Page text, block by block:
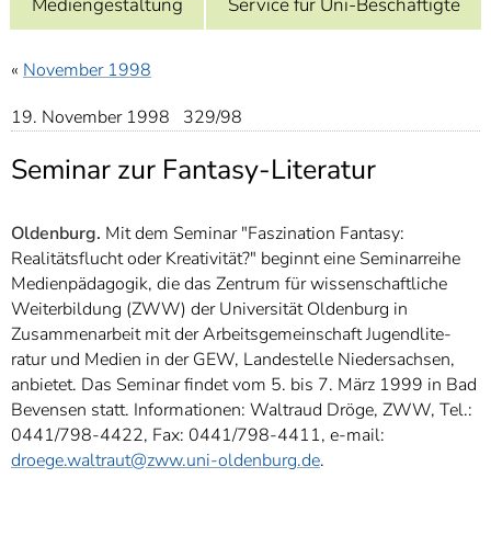
7]
Informationen zur
« November 1998
19. November 1998 329/98
Seminar zur Fantasy-Literatur
Oldenburg. Mit dem Seminar "Faszination Fantasy:
Realitätsflucht oder Kreativität?" beginnt eine Seminarreihe
Medienpädagogik, die das Zentrum für wissenschaftliche
Weiterbildung (ZWW) der Universität Oldenburg in
Zusammenarbeit mit der Arbeitsgemeinschaft Jugendlite-
ratur und Medien in der GEW, Landestelle Niedersachsen,
anbietet. Das Seminar findet vom 5. bis 7. März 1999 in Bad
Bevensen statt. Informationen: Waltraud Dröge, ZWW, Tel.:
0441/798-4422, Fax: 0441/798-4411, e-mail:
droege.waltraut@zww.uni-oldenburg.de.